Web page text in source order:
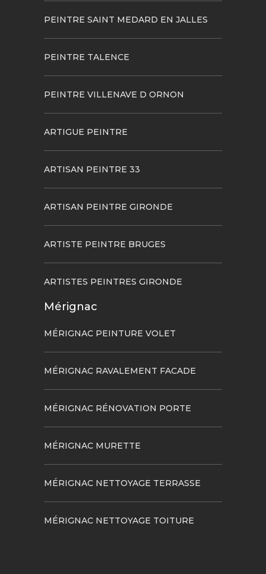
PEINTRE SAINT MEDARD EN JALLES
PEINTRE TALENCE
PEINTRE VILLENAVE D ORNON
ARTIGUE PEINTRE
ARTISAN PEINTRE 33
ARTISAN PEINTRE GIRONDE
ARTISTE PEINTRE BRUGES
ARTISTES PEINTRES GIRONDE
Mérignac
MÉRIGNAC PEINTURE VOLET
MÉRIGNAC RAVALEMENT FACADE
MÉRIGNAC RÉNOVATION PORTE
MÉRIGNAC MURETTE
MÉRIGNAC NETTOYAGE TERRASSE
MÉRIGNAC NETTOYAGE TOITURE